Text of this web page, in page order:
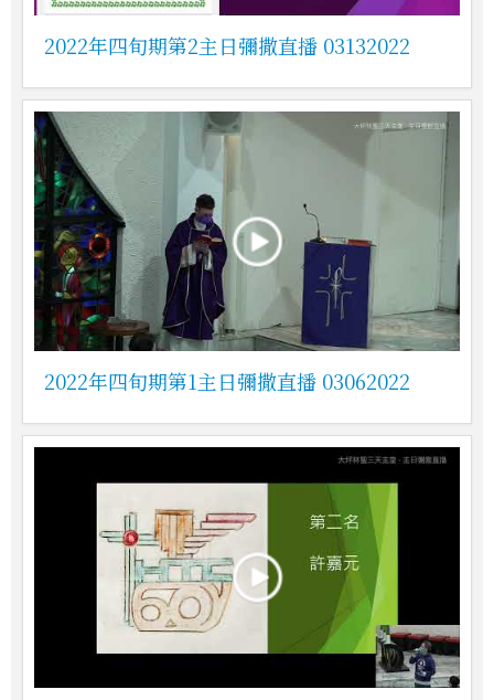
2022年四旬期第2主日彌撒直播 03132022
2022年四旬期第1主日彌撒直播 03062022